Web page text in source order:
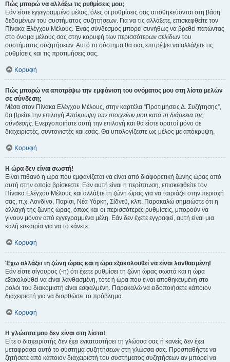
Πώς μπορώ να αλλάξω τις ρυθμίσεις μου;
Εάν είστε εγγεγραμμένο μέλος, όλες οι ρυθμίσεις σας αποθηκεύονται στη βάση
δεδομένων του συστήματος συζητήσεων. Για να τις αλλάξετε, επισκεφθείτε τον
Πίνακα Ελέγχου Μέλους. Ένας σύνδεσμος μπορεί συνήθως να βρεθεί πατώντας
στο όνομα μέλους σας στην κορυφή των περισσότερων σελίδων του
συστήματος συζητήσεων. Αυτό το σύστημα θα σας επιτρέψει να αλλάξετε τις
ρυθμίσεις και τις προτιμήσεις σας.
Κορυφή
Πώς μπορώ να αποτρέψω την εμφάνιση του ονόματος μου στη λίστα μελών
σε σύνδεση;
Μέσα στον Πίνακα Ελέγχου Μέλους, στην καρτέλα “Προτιμήσεις Δ. Συζήτησης”,
θα βρείτε την επιλογήΑπόκρυψη των στοιχείων μου κατά τη διάρκεια της
σύνδεσης. Ενεργοποιήστε αυτή την επιλογή και θα είστε ορατοί μόνο σε
διαχειριστές, συντονιστές και εσάς. Θα υπολογίζεστε ως μέλος με απόκρυψη.
Κορυφή
Η ώρα δεν είναι σωστή!
Είναι πιθανό η ώρα που εμφανίζεται να είναι από διαφορετική ζώνης ώρας από
αυτή στην οποία βρίσκεστε. Εάν αυτή είναι η περίπτωση, επισκεφθείτε τον
Πίνακα Ελέγχου Μέλους και αλλάξτε τη ζώνη ώρας για να ταιριάζει στην περιοχή
σας, π.χ. Λονδίνο, Παρίσι, Νέα Υόρκη, Σίδνεϋ, κλπ. Παρακαλώ σημειώστε ότι η
αλλαγή της ζώνης ώρας, όπως και οι περισσότερες ρυθμίσεις, μπορούν να
γίνουν μόνον από εγγεγραμμένα μέλη. Εάν δεν έχετε εγγραφεί, αυτή είναι μια
καλή ευκαιρία για να το κάνετε.
Κορυφή
Έχω αλλάξει τη ζώνη ώρας και η ώρα εξακολουθεί να είναι λανθασμένη!
Εάν είστε σίγουρος (-η) ότι έχετε ρυθμίσει τη ζώνη ώρας σωστά και η ώρα
εξακολουθεί να είναι λανθασμένη, τότε ή ώρα που είναι αποθηκευμένη στο
ρολόι του διακομιστή είναι εσφαλμένη. Παρακαλώ να ειδοποιήσετε κάποιον
διαχειριστή για να διορθώσει το πρόβλημα.
Κορυφή
Η γλώσσα μου δεν είναι στη λίστα!
Είτε ο διαχειριστής δεν έχει εγκαταστήσει τη γλώσσα σας ή κανείς δεν έχει
μεταφράσει αυτό το σύστημα συζητήσεων στη γλώσσα σας. Προσπαθήστε να
ζητήσετε από κάποιον διαχειριστή του συστήματος συζητήσεων αν μπορεί να